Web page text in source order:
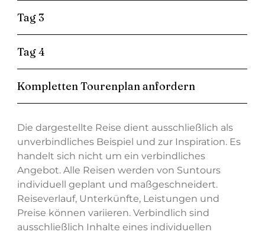
Die dargestellte Reise dient ausschließlich als
unverbindliches Beispiel und zur Inspiration. Es
handelt sich nicht um ein verbindliches
Angebot. Alle Reisen werden von Suntours
individuell geplant und maßgeschneidert.
Reiseverlauf, Unterkünfte, Leistungen und
Preise können variieren. Verbindlich sind
ausschließlich Inhalte eines individuellen
Tag 3
Tag 4
Kompletten Tourenplan anfordern